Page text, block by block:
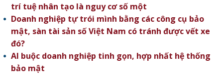
trí tuệ nhân tạo là nguy cơ số một
Doanh nghiệp tự trói mình bằng các công cụ bảo
mật, sàn tài sản số Việt Nam có tránh được vết xe
đó?
AI buộc doanh nghiệp tinh gọn, hợp nhất hệ thống
bảo mật